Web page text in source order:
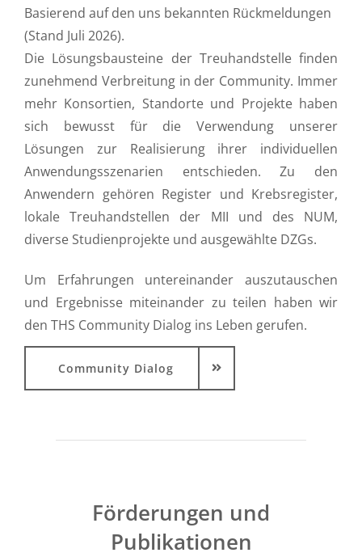
Basierend auf den uns bekannten Rückmeldungen
(Stand Juli 2026).
Die Lösungsbausteine der Treuhandstelle finden
zunehmend Verbreitung in der Community. Immer
mehr Konsortien, Standorte und Projekte haben
sich bewusst für die Verwendung unserer
Lösungen zur Realisierung ihrer individuellen
Anwendungsszenarien entschieden. Zu den
Anwendern gehören Register und Krebsregister,
lokale Treuhandstellen der MII und des NUM,
diverse Studienprojekte und ausgewählte DZGs.
Um Erfahrungen untereinander auszutauschen
und Ergebnisse miteinander zu teilen haben wir
den THS Community Dialog ins Leben gerufen.
Community Dialog
Förderungen und
Publikationen